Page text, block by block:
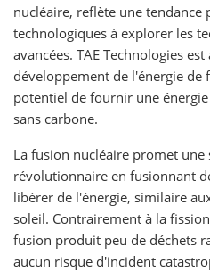
nucléaire, reflète une tendance
technologiques à explorer les
avancées. TAE Technologies
développement de l'énergie de
potentiel de fournir une
sans carbone.
La fusion nucléaire promet une
révolutionnaire en fusionnant
libérer de l'énergie, similaire
soleil. Contrairement à la
fusion produit peu de déchets
aucun risque d'incident